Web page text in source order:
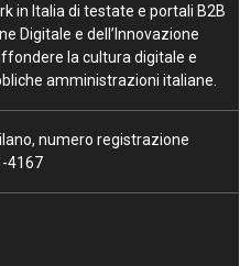
in Italia di testate e portali B2B
Digitale e dell’Innovazione
la cultura digitale e
amministrazioni italiane.
numero registrazione
4167